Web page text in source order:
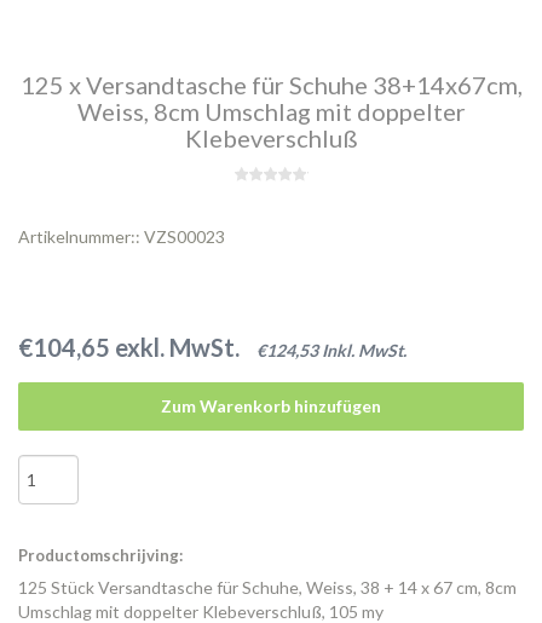
125 x Versandtasche für Schuhe 38+14x67cm,
Weiss, 8cm Umschlag mit doppelter
Klebeverschluß
Artikelnummer:: VZS00023
€104,65 exkl. MwSt. €124,53 Inkl. MwSt.
Zum Warenkorb hinzufügen
Productomschrijving:
125 Stück Versandtasche für Schuhe, Weiss, 38 + 14 x 67 cm, 8cm
Umschlag mit doppelter Klebeverschluß, 105 my